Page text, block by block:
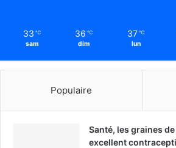
33 ℃
sam
36 ℃
dim
37 ℃
lun
Populaire
Santé, les graines
excellent